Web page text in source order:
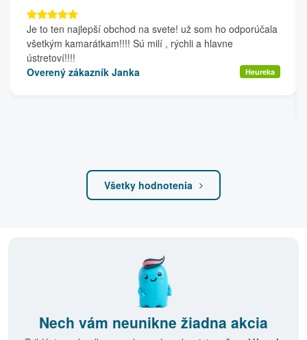
Je to ten najlepší obchod na svete! už som ho odporúčala
všetkým kamarátkam!!!! Sú milí , rýchli a hlavne
ústretoví!!!!
Overený zákazník Janka
Heureka
Všetky hodnotenia
Nech vám neunikne žiadna akcia